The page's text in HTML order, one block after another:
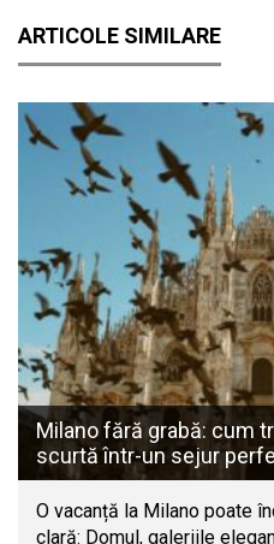
ARTICOLE SIMILARE
Milano fără grabă: cum
scurtă într-un sejur
O vacanță la Milano poate
clară: Domul, galeriile